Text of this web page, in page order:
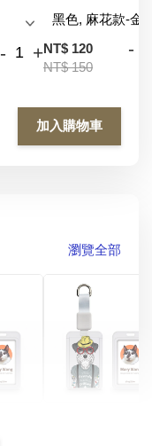
- +NT$ 120
NT$ 150
-
加入購物車
瀏覽全部